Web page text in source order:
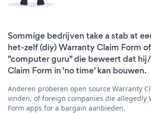
Sommige bedrijven take a stab at
het-zelf (diy) Warranty Claim Form
"computer guru" die beweert dat
Claim Form in 'no time' kan bouwen.
Anderen proberen open source Warranty
vinden, of foreign companies die allegedly
Form apps for a bargain aanbieden.